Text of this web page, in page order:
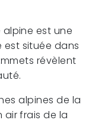
est une
est située dans
révèlent
alpines de la
air frais de la